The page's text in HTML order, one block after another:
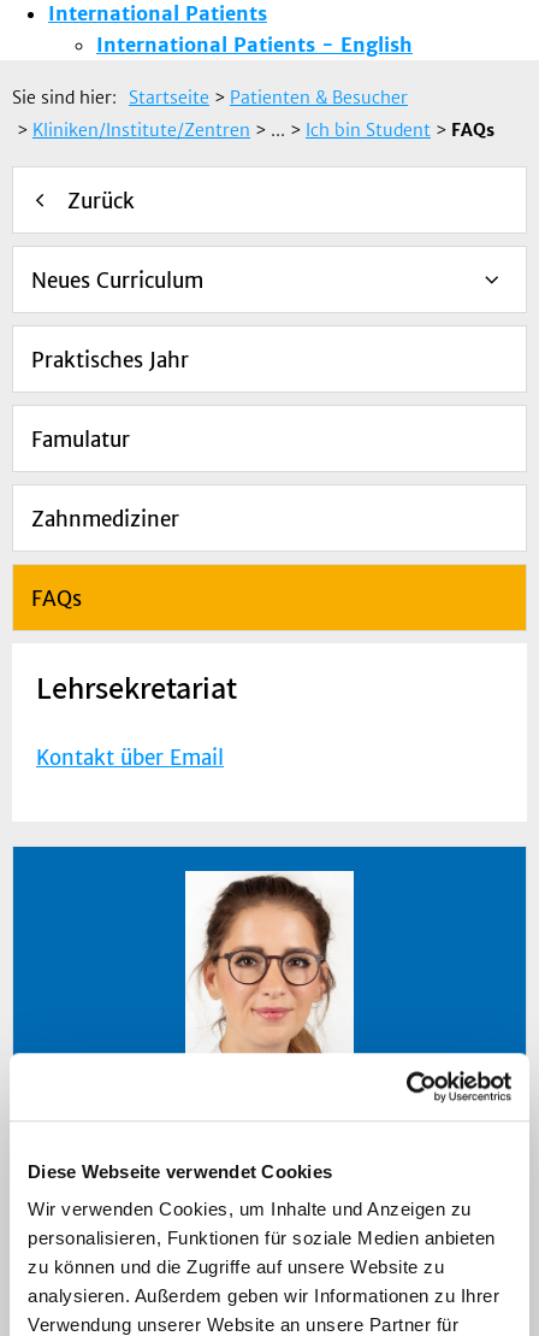
Diese Webseite verwendet Cookies
Wir verwenden Cookies, um Inhalte und Anzeigen zu
personalisieren, Funktionen für soziale Medien anbieten
zu können und die Zugriffe auf unsere Website zu
analysieren. Außerdem geben wir Informationen zu Ihrer
Verwendung unserer Website an unsere Partner für
International Patients
International Patients - English
Sie sind hier: Startseite > Patienten & Besucher
> Kliniken/Institute/Zentren > ... > Ich bin Student > FAQs
Zurück
Neues Curriculum
Praktisches Jahr
Famulatur
Zahnmediziner
FAQs
Lehrsekretariat
Kontakt über Email
Frau Dr. med. Theresa Jansen
dermatologielehre@med.uni-
duesseldorf.de